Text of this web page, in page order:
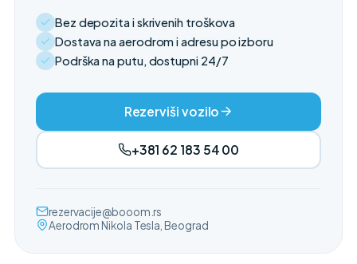
Bez depozita i skrivenih troškova
Dostava na aerodrom i adresu po izboru
Podrška na putu, dostupni 24/7
Rezerviši vozilo
+381 62 183 54 00
rezervacije@booom.rs
Aerodrom Nikola Tesla, Beograd